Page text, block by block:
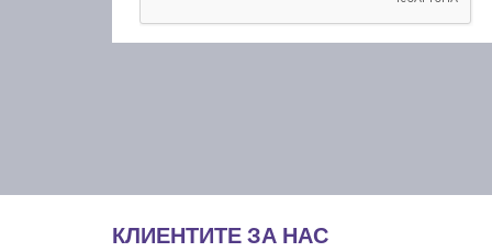
КЛИЕНТИТЕ ЗА НАС